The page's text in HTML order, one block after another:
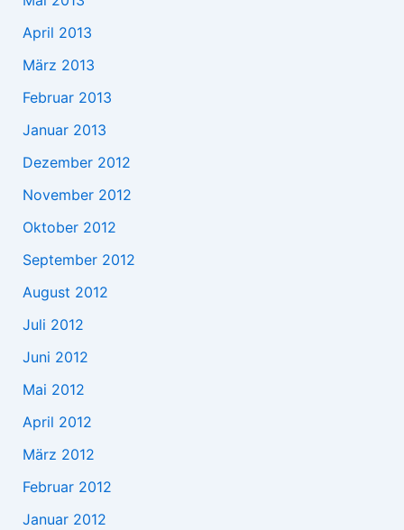
April 2013
März 2013
Februar 2013
Januar 2013
Dezember 2012
November 2012
Oktober 2012
September 2012
August 2012
Juli 2012
Juni 2012
Mai 2012
April 2012
März 2012
Februar 2012
Januar 2012